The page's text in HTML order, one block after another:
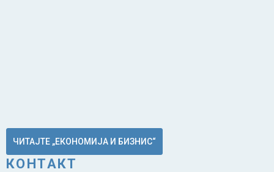
ЧИТАЈТЕ „ЕКОНОМИЈА И БИЗНИС“
КОНТАКТ